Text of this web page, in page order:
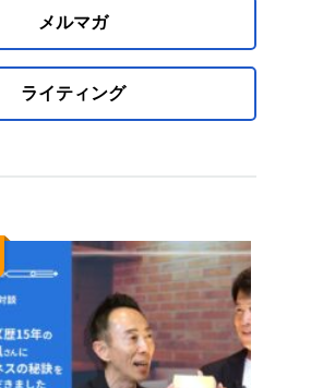
メルマガ
ライティング